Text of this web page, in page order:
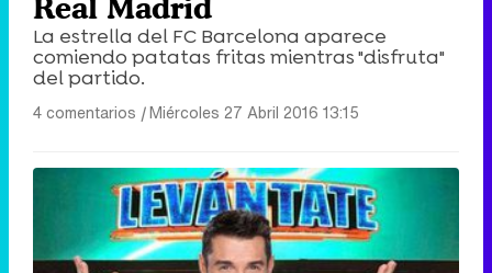
Real Madrid
La estrella del FC Barcelona aparece
comiendo patatas fritas mientras "disfruta"
del partido.
4 comentarios |Miércoles 27 Abril 2016 13:15